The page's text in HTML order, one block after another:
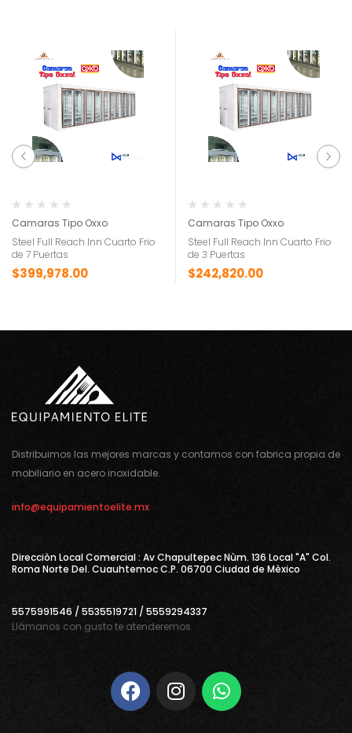
Camaras Tipo Oxxo
Steel Full Reach Inn Cuarto Frio
de 7 Puertas
$399,978.00
Camaras Tipo Oxxo
Steel Full Reach Inn Cuarto Frio
de 3 Puertas
$242,820.00
Distribuimos las mejores marcas y contamos con fabrica propia de
mobiliario en acero inoxidable.
info@equipamientoelite.mx
Direcciòn Local Comercial : Av Chapultepec Nùm. 136 Local "A" Col.
Roma Norte Del. Cuauhtemoc C.P. 06700 Ciudad de Mèxico
5575991546 / 5535519721 / 5559294337
Llámanos con gusto te atenderemos